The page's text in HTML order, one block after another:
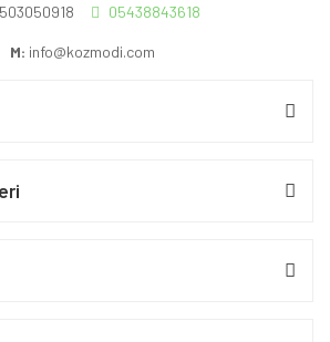
05438843618
M: info@kozmodi.com